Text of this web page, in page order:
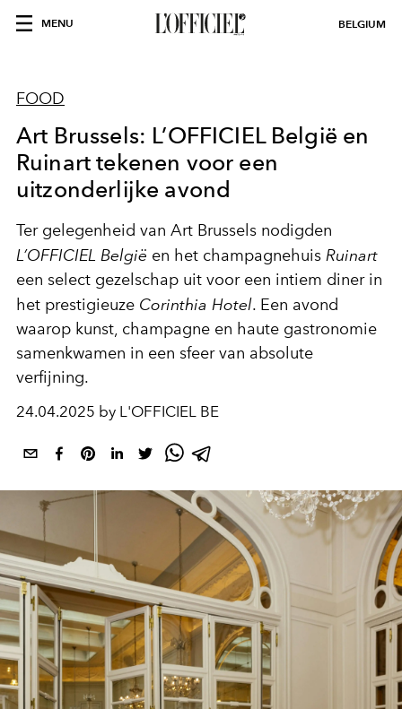
MENU BELGIUM
FOOD
Art Brussels: L’OFFICIEL België en
Ruinart tekenen voor een
uitzonderlijke avond
Ter gelegenheid van Art Brussels nodigden
L’OFFICIEL België en het champagnehuis Ruinart
een select gezelschap uit voor een intiem diner in
het prestigieuze Corinthia Hotel. Een avond
waarop kunst, champagne en haute gastronomie
samenkwamen in een sfeer van absolute
verfijning.
24.04.2025 by L'OFFICIEL BE